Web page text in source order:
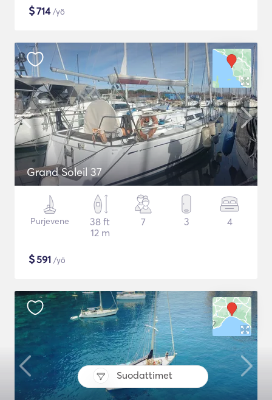
Suodattimet
$714/yö
Grand Soleil 37
Purjevene
38 ft
12 m
7 3 4
$591 /yö